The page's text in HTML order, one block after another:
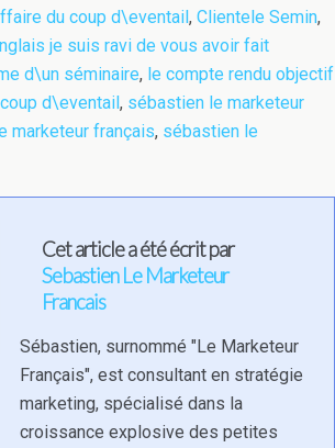
du coup d\eventail, Clientele Semin,
je suis ravi de vous avoir fait
d\un séminaire, le compte rendu objectif
d\eventail, sébastien le marketeur
marketeur français, sébastien le
Cet article a été écrit par
Sebastien Le Marketeur
Francais
Sébastien, surnommé "Le Marketeur
Français", est consultant en stratégie
marketing, spécialisé dans la
croissance explosive des petites